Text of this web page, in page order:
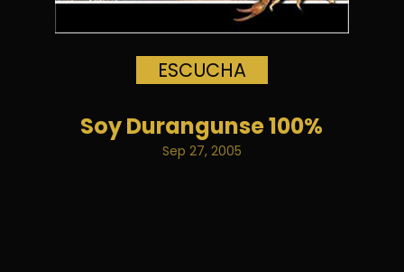
ESCUCHA
Soy Durangunse 100%
Sep 27, 2005